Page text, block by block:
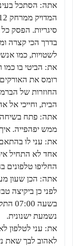
אתה: הסתכל
סיגריות. הפסק
בדרך הכי קצרה
לשטויות, כמו
את: הביטי בו כמו
רומס את
החוזרות של
הבית, וחייכי אל
אתה: פתח בשיחה
ממש יפהפייה.
את: עני לו
אחד לא התחיל
החליפו
לפני כן ביקיצה
נשמעת ישנונית.
את: עני לטלפון
לאהוב לבך שאת